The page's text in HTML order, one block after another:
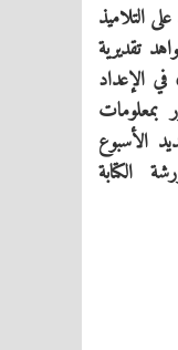
التلاميذ
تقديرية
في الإعداد
بمعلومات
الأسبوع
الكتابة